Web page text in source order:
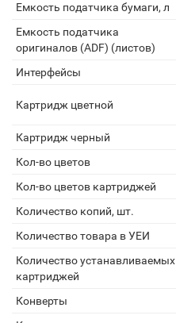
Емкость податчика бумаги, л
Емкость податчика
оригиналов (ADF) (листов)
Интерфейсы
Картридж цветной
Картридж черный
Кол-во цветов
Кол-во цветов картриджей
Количество копий, шт.
Количество товара в УЕИ
Количество устанавливаемых
картриджей
Конверты